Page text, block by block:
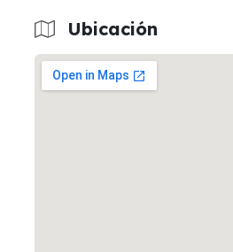
Ubicación